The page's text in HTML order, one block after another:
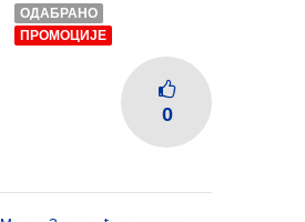
ОДАБРАНО
ПРОМОЦИЈЕ
0